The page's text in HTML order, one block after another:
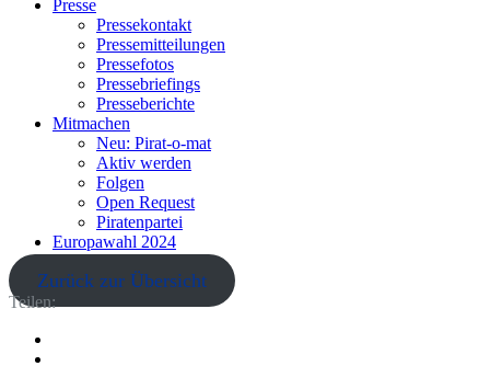
Presse
Pressekontakt
Pressemitteilungen
Pressefotos
Pressebriefings
Presseberichte
Mitmachen
Neu: Pirat-o-mat
Aktiv werden
Folgen
Open Request
Piratenpartei
Europawahl 2024
Zurück zur Übersicht
Teilen: